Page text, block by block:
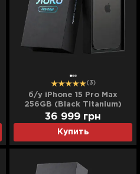
(3)
б/у iPhone 15 Pro Max
256GB (Black Titanium)
(Как Новый)
Купить
36 999 грн